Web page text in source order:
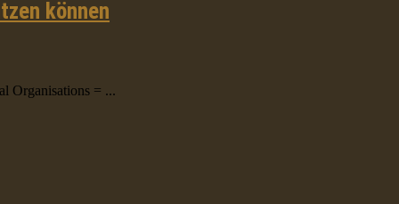
können
Organisations = ...